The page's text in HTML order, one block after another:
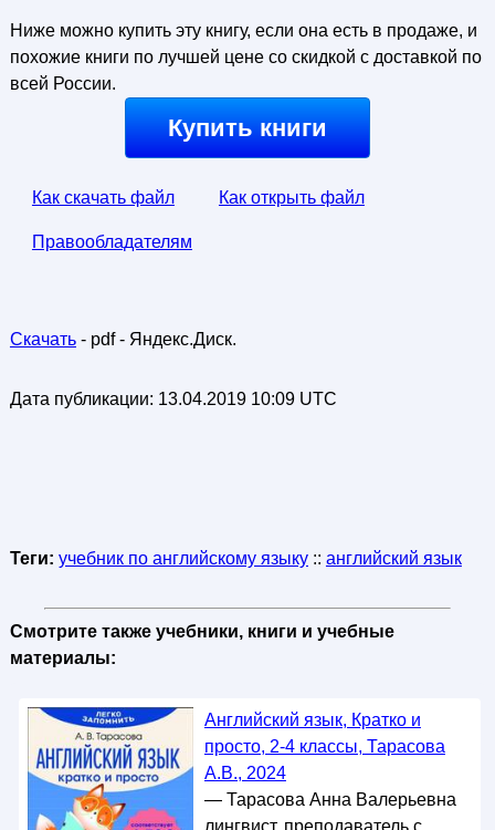
Ниже можно купить эту книгу, если она есть в продаже, и
похожие книги по лучшей цене со скидкой с доставкой по
всей России.
Купить книги
Как скачать файл Как открыть файл
Правообладателям
Скачать- pdf - Яндекс.Диск.
Дата публикации: 13.04.2019 10:09 UTC
Теги: учебник по английскому языку:: английский язык
Смотрите также учебники, книги и учебные
материалы:
Английский язык, Кратко и
просто, 2-4 классы, Тарасова
А.В., 2024
— Тарасова Анна Валерьевна
лингвист, преподаватель с